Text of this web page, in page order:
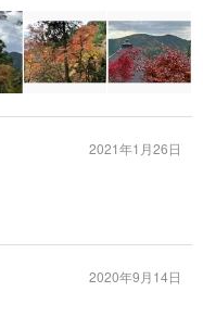
2021年1月26日
2020年9月14日